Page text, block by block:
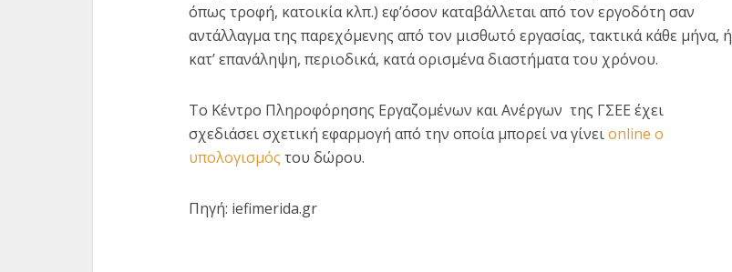
όπως τροφή, κατοικία κλπ.) εφ’όσον καταβάλλεται από τον εργοδότη σαν
αντάλλαγμα της παρεχόμενης από τον μισθωτό εργασίας, τακτικά κάθε μήνα, ή
κατ’ επανάληψη, περιοδικά, κατά ορισμένα διαστήματα του χρόνου.
Το Κέντρο Πληροφόρησης Εργαζομένων και Ανέργων της ΓΣΕΕ έχει
σχεδιάσει σχετική εφαρμογή από την οποία μπορεί να γίνειοnline ο
υπολογισμός του δώρου.
Πηγή: iefimerida.gr